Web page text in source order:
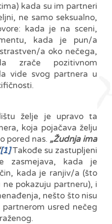
kada su im partneri
ne samo seksualno,
kada je na sceni,
kada je pun/a
a oko nečega,
zrače pozitivnom
vide svog partnera u
želje je upravo ta
koja pojačava želju
pored nas. „Žudnja ima
[1]Takođe su zastupljeni
zasmejava, kada je
kada je ranjiv/a (što
pokazuju partneru), i
nešto što nisu
usred nečeg